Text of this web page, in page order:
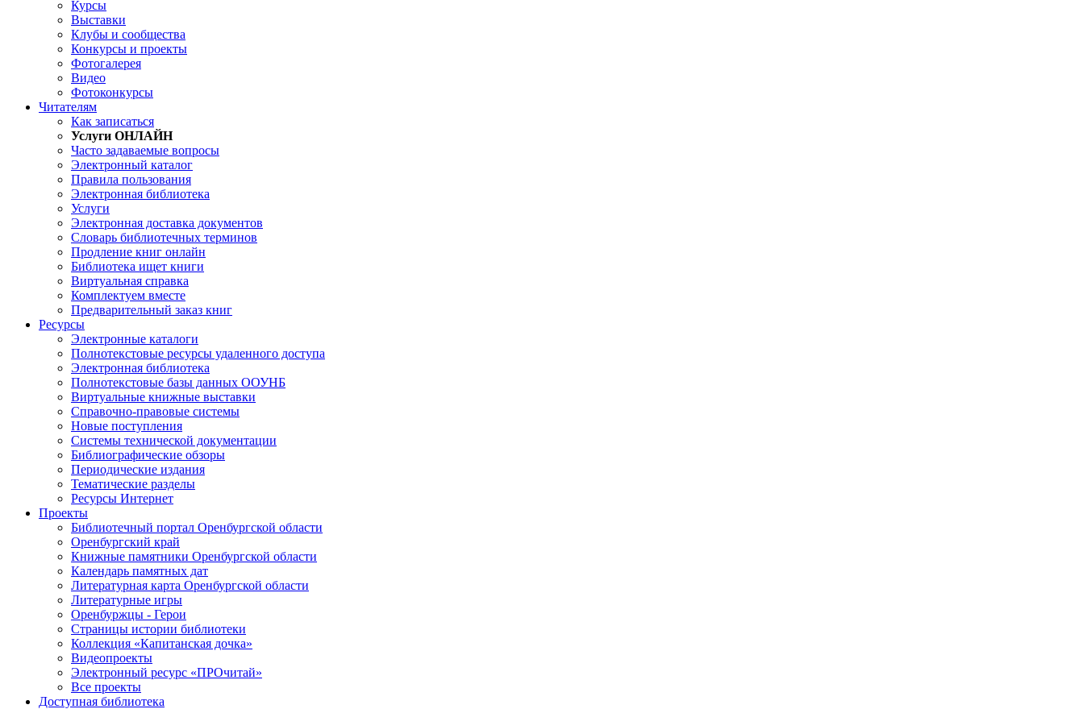
Курсы
Выставки
Клубы и сообщества
Конкурсы и проекты
Фотогалерея
Видео
Фотоконкурсы
Читателям
Как записаться
Услуги ОНЛАЙН
Часто задаваемые вопросы
Электронный каталог
Правила пользования
Электронная библиотека
Услуги
Электронная доставка документов
Словарь библиотечных терминов
Продление книг онлайн
Библиотека ищет книги
Виртуальная справка
Комплектуем вместе
Предварительный заказ книг
Ресурсы
Электронные каталоги
Полнотекстовые ресурсы удаленного доступа
Электронная библиотека
Полнотекстовые базы данных ООУНБ
Виртуальные книжные выставки
Справочно-правовые системы
Новые поступления
Cистемы технической документации
Библиографические обзоры
Периодические издания
Тематические разделы
Ресурсы Интернет
Проекты
Библиотечный портал Оренбургской области
Оренбургский край
Книжные памятники Оренбургской области
Календарь памятных дат
Литературная карта Оренбургской области
Литературные игры
Оренбуржцы - Герои
Страницы истории библиотеки
Коллекция «Капитанская дочка»
Видеопроекты
Электронный ресурс «ПРОчитай»
Все проекты
Доступная библиотека